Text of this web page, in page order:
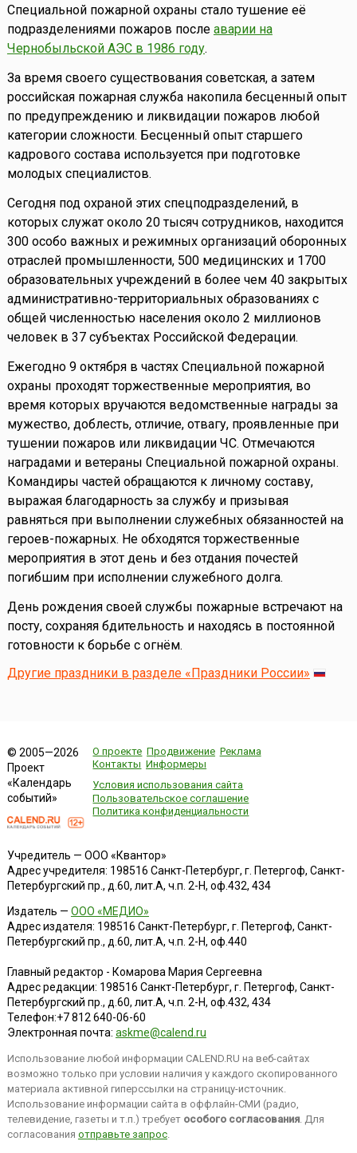
Специальной пожарной охраны стало тушение её
подразделениями пожаров после аварии на
Чернобыльской АЭС в 1986 году.
За время своего существования советская, а затем
российская пожарная служба накопила бесценный опыт
по предупреждению и ликвидации пожаров любой
категории сложности. Бесценный опыт старшего
кадрового состава используется при подготовке
молодых специалистов.
Сегодня под охраной этих спецподразделений, в
которых служат около 20 тысяч сотрудников, находится
300 особо важных и режимных организаций оборонных
отраслей промышленности, 500 медицинских и 1700
образовательных учреждений в более чем 40 закрытых
административно-территориальных образованиях с
общей численностью населения около 2 миллионов
человек в 37 субъектах Российской Федерации.
Ежегодно 9 октября в частях Специальной пожарной
охраны проходят торжественные мероприятия, во
время которых вручаются ведомственные награды за
мужество, доблесть, отличие, отвагу, проявленные при
тушении пожаров или ликвидации ЧС. Отмечаются
наградами и ветераны Специальной пожарной охраны.
Командиры частей обращаются к личному составу,
выражая благодарность за службу и призывая
равняться при выполнении служебных обязанностей на
героев-пожарных. Не обходятся торжественные
мероприятия в этот день и без отдания почестей
погибшим при исполнении служебного долга.
День рождения своей службы пожарные встречают на
посту, сохраняя бдительность и находясь в постоянной
готовности к борьбе с огнём.
Другие праздники в разделе «Праздники России»
© 2005—2026
Проект
«Календарь
событий»
О проекте Продвижение Реклама
Контакты Информеры
Условия использования сайта
Пользовательское соглашение
Политика конфиденциальности
Учредитель — ООО «Квантор»
Адрес учредителя: 198516 Санкт-Петербург, г. Петергоф, Санкт-
Петербургский пр., д.60, лит.А, ч.п. 2-Н, оф.432, 434
Издатель — ООО «МЕДИО»
Адрес издателя: 198516 Санкт-Петербург, г. Петергоф, Санкт-
Петербургский пр., д.60, лит.А, ч.п. 2-Н, оф.440
Главный редактор - Комарова Мария Сергеевна
Адрес редакции: 198516 Санкт-Петербург, г. Петергоф, Санкт-
Петербургский пр., д.60, лит.А, ч.п. 2-Н, оф.432, 434
Телефон:+7 812 640-06-60
Электронная почта: askme@calend.ru
Использование любой информации CALEND.RU на веб-сайтах
возможно только при условии наличия у каждого скопированного
материала активной гиперссылки на страницу-источник.
Использование информации сайта в оффлайн-СМИ (радио,
телевидение, газеты и т.п.) требует особого согласования. Для
согласования отправьте запрос.